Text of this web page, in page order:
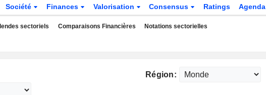
Société Finances Valorisation Consensus Ratings Agenda
sectoriels Comparaisons Financières Notations sectorielles
Région: